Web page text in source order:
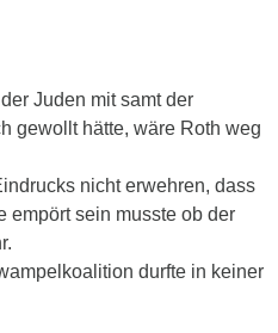
Juden mit samt der
gewollt hätte, wäre Roth weg
nicht erwehren, dass
empört sein musste ob der
durfte in keiner